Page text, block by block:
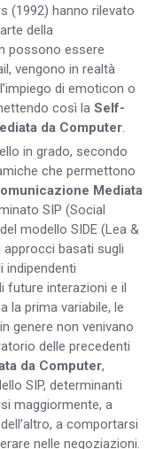
(1992) hanno rilevato
della
possono essere
vengono in realtà
di emoticon o
così la Self-
da Computer.
in grado, secondo
che permettono
Mediata
SIP (Social
modello SIDE (Lea &
basati sugli
indipendenti
future interazioni e il
la prima variabile, le
genere non venivano
delle precedenti
da Computer,
SIP, determinanti
maggiormente, a
a comportarsi
nelle negoziazioni.